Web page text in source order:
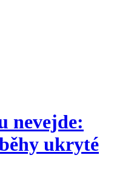
nevejde:
ukryté